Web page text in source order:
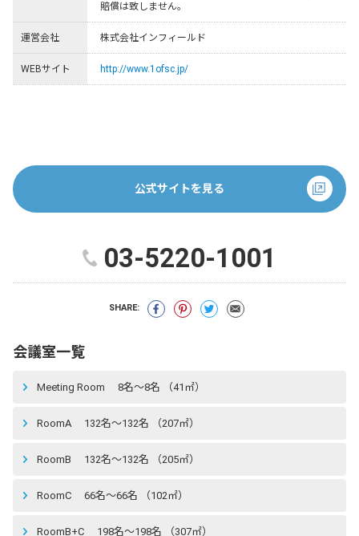
賠償は致しません。
運営会社 株式会社インフィールド
WEBサイト http://www.1ofsc.jp/
公式サイトを見る
03-5220-1001
SHARE:
会議室一覧
Meeting Room 8名〜8名 （41㎡）
RoomA 132名〜132名 （207㎡）
RoomB 132名〜132名 （205㎡）
RoomC 66名〜66名 （102㎡）
RoomB+C 198名〜198名 （307㎡）